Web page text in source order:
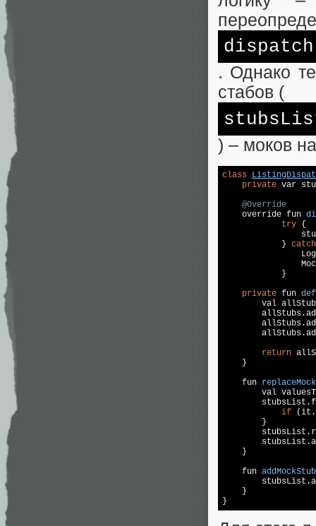
dispatch
. Однако
стабов (
) – моков
class
private var
@Override
override fun
try {
            }
catch
            }
private fun
val
return
    }
fun
val
if
        }
    }
fun addMockStub
    }